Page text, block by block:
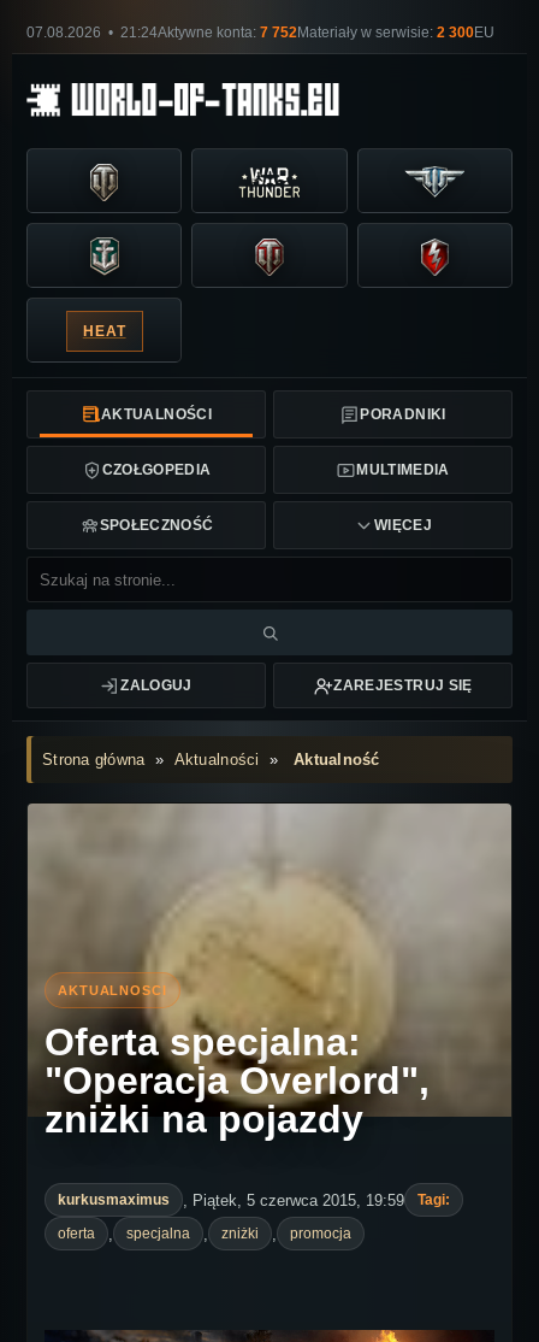
07.08.2026 • 21:24Aktywne konta: 7 752Materiały w serwisie: 2 300EU
HEAT
AKTUALNOŚCI PORADNIKI
CZOŁGOPEDIA MULTIMEDIA
SPOŁECZNOŚĆ WIĘCEJ
ZALOGUJ ZAREJESTRUJ SIĘ
Strona główna» Aktualności »Aktualność
Oferta specjalna:
"Operacja Overlord",
zniżki na pojazdy
kurkusmaximus , Piątek, 5 czerwca 2015, 19:59
Tagi:
oferta
specjalna zniżki promocja